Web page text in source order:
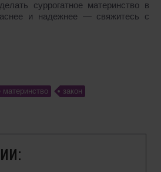
суррогатное материнство в
и надежнее ― свяжитесь с
материнство закон